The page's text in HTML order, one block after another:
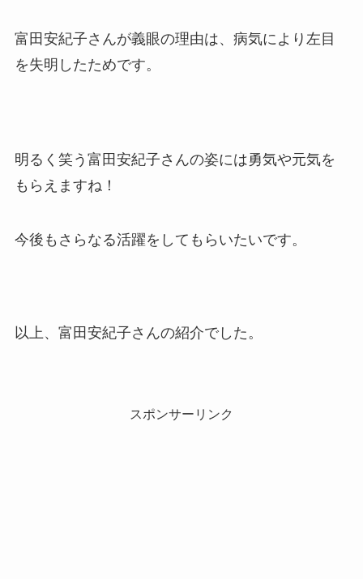
富田安紀子さんが義眼の理由は、病気により左目
を失明したためです。
明るく笑う富田安紀子さんの姿には勇気や元気を
もらえますね！
今後もさらなる活躍をしてもらいたいです。
以上、富田安紀子さんの紹介でした。
スポンサーリンク